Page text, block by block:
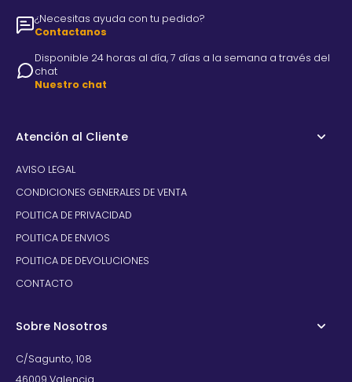
¿Necesitas ayuda con tu pedido?
Contactanos
Disponible 24 horas al día, 7 días a la semana a través del
chat
Nuestro chat
Atención al Cliente
AVISO LEGAL
CONDICIONES GENERALES DE VENTA
POLITICA DE PRIVACIDAD
POLITICA DE ENVIOS
POLITICA DE DEVOLUCIONES
CONTACTO
Sobre Nosotros
C/Sagunto, 108
46009 Valencia